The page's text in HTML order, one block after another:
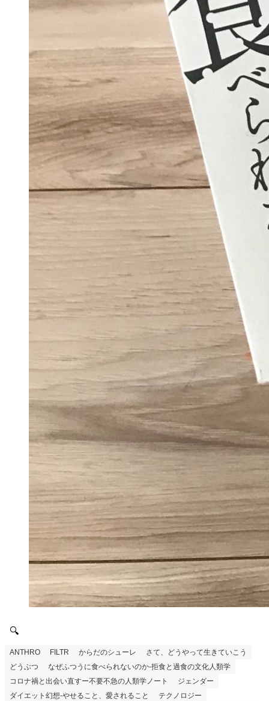
🔍
ANTHRO FILTR からだのシューレ
さて、どうやって生きていこう
どうぶつ
なぜふつうに食べられないのか-拒食と過食の文化人類学
コロナ禍と出会い直すー不要不急の人類学ノート
ジェンダー
ダイエット幻想-やせること、愛されること
テクノロジー